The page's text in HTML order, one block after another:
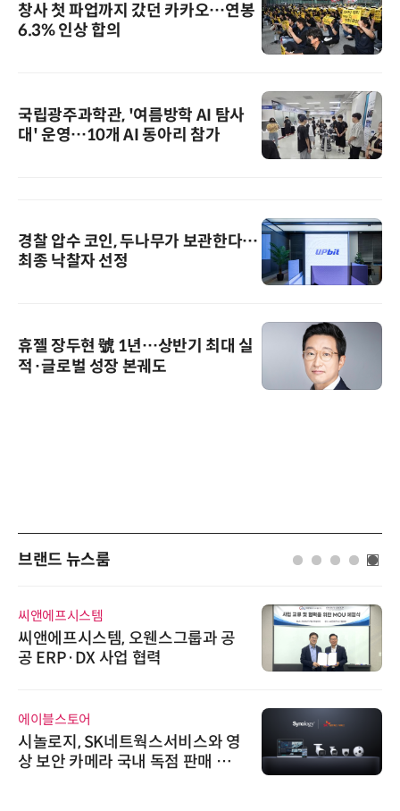
창사 첫 파업까지 갔던 카카오…연봉
6.3% 인상 합의
국립광주과학관, '여름방학 AI 탐사
대' 운영…10개 AI 동아리 참가
경찰 압수 코인, 두나무가 보관한다…
최종 낙찰자 선정
휴젤 장두현 號 1년…상반기 최대 실
적·글로벌 성장 본궤도
브랜드 뉴스룸
씨앤에프시스템
씨앤에프시스템, 오웬스그룹과 공
공 ERP·DX 사업 협력
에이블스토어
시놀로지, SK네트웍스서비스와 영
상 보안 카메라 국내 독점 판매 파